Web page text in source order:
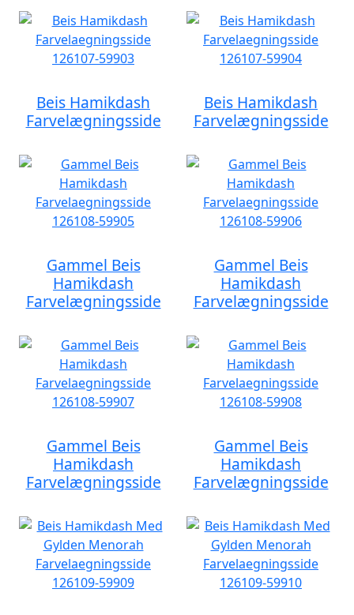
Beis Hamikdash
Farvelægningsside
Beis Hamikdash
Farvelægningsside
Gammel Beis
Hamikdash
Farvelægningsside
Gammel Beis
Hamikdash
Farvelægningsside
Gammel Beis
Hamikdash
Farvelægningsside
Gammel Beis
Hamikdash
Farvelægningsside